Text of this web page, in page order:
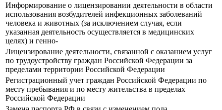
Информирование о лицензировании деятельности в области
использования возбудителей инфекционных заболеваний
человека и животных (за исключением случая, если
указанная деятельность осуществляется в медицинских
целях) и генно-
Лицензирование деятельности, связанной с оказанием услуг
по трудоустройству граждан Российской Федерации за
пределами территории Российской Федерации
Регистрационный учет граждан Российской Федерации по
месту пребывания и по месту жительства в пределах
Российской Федерации